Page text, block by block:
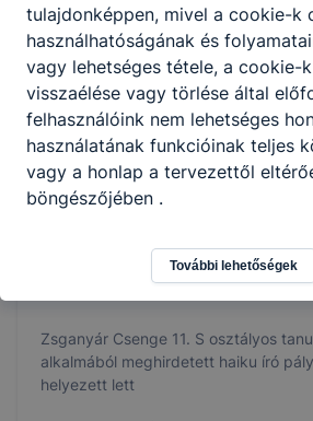
Zsganyár Csenge első helyen
Zsganyár Csenge 11. S osztályos
alkalmából meghirdetett haiku író
helyezett lett
tulajdonképpen, mivel a cookie-k
használhatóságának és
vagy lehetséges tétele, a cookie-
visszaélése vagy törlése által
felhasználóink ​​nem lehetséges
használatának funkcióinak teljes
vagy a honlap a tervezettől
böngészőjében .
További lehetőségek